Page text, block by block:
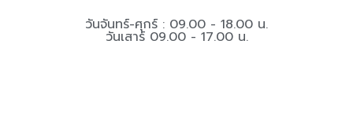
วันจันทร์-ศุกร์ : 09.00 - 18.00 น.
วันเสาร์ 09.00 - 17.00 น.